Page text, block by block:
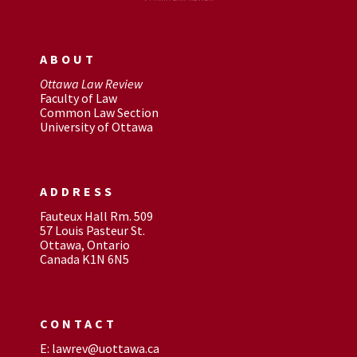
ABOUT
Ottawa Law Review
Faculty of Law
Common Law Section
University of Ottawa
ADDRESS
Fauteux Hall Rm. 509
57 Louis Pasteur St.
Ottawa, Ontario
Canada K1N 6N5
CONTACT
E: lawrev@uottawa.ca